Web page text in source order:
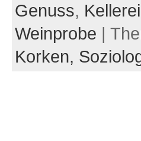
Genuss, Kellerei
Weinprobe |
Korken,